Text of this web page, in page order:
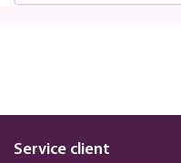
Service client